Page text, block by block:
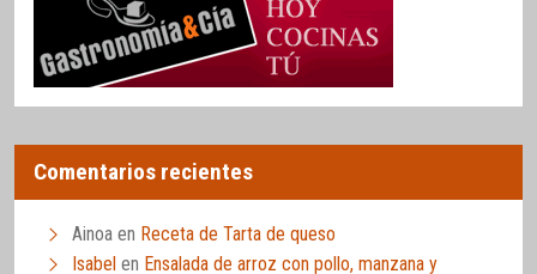
Comentarios recientes
Ainoa en Receta de Tarta de queso
Isabel en Ensalada de arroz con pollo, manzana y